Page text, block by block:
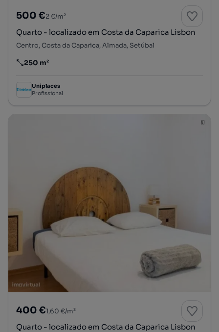
500 €2 €/m²
Quarto - localizado em Costa da Caparica Lisbon
Centro, Costa da Caparica, Almada, Setúbal
Preço por metro quadrado
250 m²
Uniplaces
Profissional
400 €1,60 €/m²
Quarto - localizado em Costa da Caparica Lisbon